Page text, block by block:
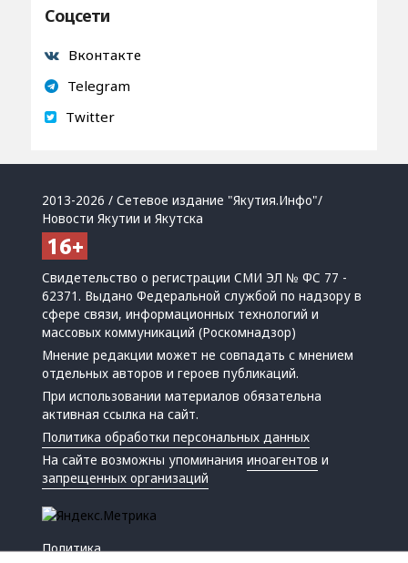
Соцсети
Вконтакте
Telegram
Twitter
2013-2026 / Сетевое издание "Якутия.Инфо"/
Новости Якутии и Якутска
Свидетельство о регистрации СМИ ЭЛ № ФС 77 -
62371. Выдано Федеральной службой по надзору в
сфере связи, информационных технологий и
массовых коммуникаций (Роскомнадзор)
Мнение редакции может не совпадать с мнением
отдельных авторов и героев публикаций.
При использовании материалов обязательна
активная ссылка на сайт.
Политика обработки персональных данных
На сайте возможны упоминанияиноагентов и
запрещенных организаций
Политика